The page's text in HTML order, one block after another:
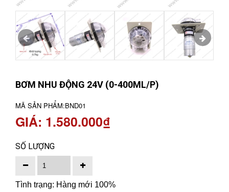
BƠM NHU ĐỘNG 24V (0-400ML/P)
MÃ SẢN PHẨM:BND01
GIÁ: 1.580.000₫
SỐ LƯỢNG
Tình trạng: Hàng mới 100%